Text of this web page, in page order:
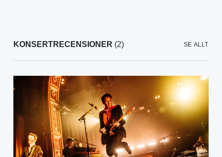
KONSERTRECENSIONER (2) SE ALLT